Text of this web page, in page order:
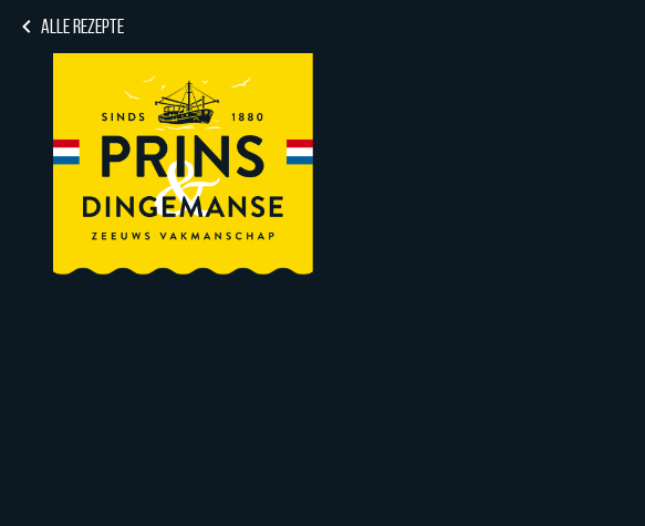
ALLE REZEPTE